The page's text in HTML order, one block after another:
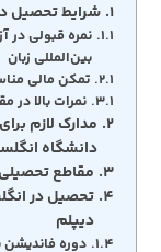
شرایط تحصیل
نمره قبولی در
بین‌المللی زبان
تمکن مالی
نمرات بالا در
مدارک لازم
دانشگاه
مقاطع
تحصیل در
دیپلم
دوره فاندیشن